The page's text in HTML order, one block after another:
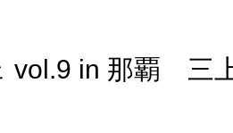
vol.9 in 那覇 三